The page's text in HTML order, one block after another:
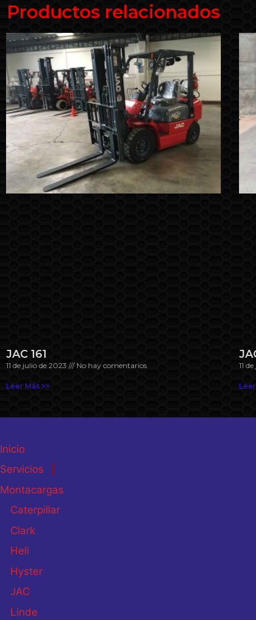
Productos relacionados
JAC 161
11 de julio de 2023 No hay comentarios
Leer Más >>
11
Inicio
Servicios
Montacargas
Caterpillar
Clark
Heli
Hyster
JAC
Linde